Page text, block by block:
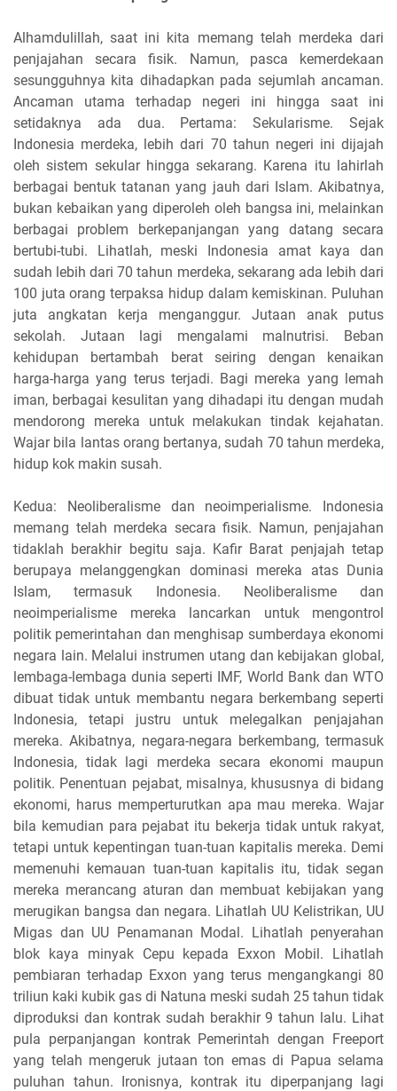
Alhamdulillah, saat ini kita memang telah merdeka dari
penjajahan secara fisik. Namun, pasca kemerdekaan
sesungguhnya kita dihadapkan pada sejumlah ancaman.
Ancaman utama terhadap negeri ini hingga saat ini
setidaknya ada dua. Pertama: Sekularisme. Sejak
Indonesia merdeka, lebih dari 70 tahun negeri ini dijajah
oleh sistem sekular hingga sekarang. Karena itu lahirlah
berbagai bentuk tatanan yang jauh dari Islam. Akibatnya,
bukan kebaikan yang diperoleh oleh bangsa ini, melainkan
berbagai problem berkepanjangan yang datang secara
bertubi-tubi. Lihatlah, meski Indonesia amat kaya dan
sudah lebih dari 70 tahun merdeka, sekarang ada lebih dari
100 juta orang terpaksa hidup dalam kemiskinan. Puluhan
juta angkatan kerja menganggur. Jutaan anak putus
sekolah. Jutaan lagi mengalami malnutrisi. Beban
kehidupan bertambah berat seiring dengan kenaikan
harga-harga yang terus terjadi. Bagi mereka yang lemah
iman, berbagai kesulitan yang dihadapi itu dengan mudah
mendorong mereka untuk melakukan tindak kejahatan.
Wajar bila lantas orang bertanya, sudah 70 tahun merdeka,
hidup kok makin susah.
Kedua: Neoliberalisme dan neoimperialisme. Indonesia
memang telah merdeka secara fisik. Namun, penjajahan
tidaklah berakhir begitu saja. Kafir Barat penjajah tetap
berupaya melanggengkan dominasi mereka atas Dunia
Islam, termasuk Indonesia. Neoliberalisme dan
neoimperialisme mereka lancarkan untuk mengontrol
politik pemerintahan dan menghisap sumberdaya ekonomi
negara lain. Melalui instrumen utang dan kebijakan global,
lembaga-lembaga dunia seperti IMF, World Bank dan WTO
dibuat tidak untuk membantu negara berkembang seperti
Indonesia, tetapi justru untuk melegalkan penjajahan
mereka. Akibatnya, negara-negara berkembang, termasuk
Indonesia, tidak lagi merdeka secara ekonomi maupun
politik. Penentuan pejabat, misalnya, khususnya di bidang
ekonomi, harus memperturutkan apa mau mereka. Wajar
bila kemudian para pejabat itu bekerja tidak untuk rakyat,
tetapi untuk kepentingan tuan-tuan kapitalis mereka. Demi
memenuhi kemauan tuan-tuan kapitalis itu, tidak segan
mereka merancang aturan dan membuat kebijakan yang
merugikan bangsa dan negara. Lihatlah UU Kelistrikan, UU
Migas dan UU Penamanan Modal. Lihatlah penyerahan
blok kaya minyak Cepu kepada Exxon Mobil. Lihatlah
pembiaran terhadap Exxon yang terus mengangkangi 80
triliun kaki kubik gas di Natuna meski sudah 25 tahun tidak
diproduksi dan kontrak sudah berakhir 9 tahun lalu. Lihat
pula perpanjangan kontrak Pemerintah dengan Freeport
yang telah mengeruk jutaan ton emas di Papua selama
puluhan tahun. Ironisnya, kontrak itu diperpanjang lagi